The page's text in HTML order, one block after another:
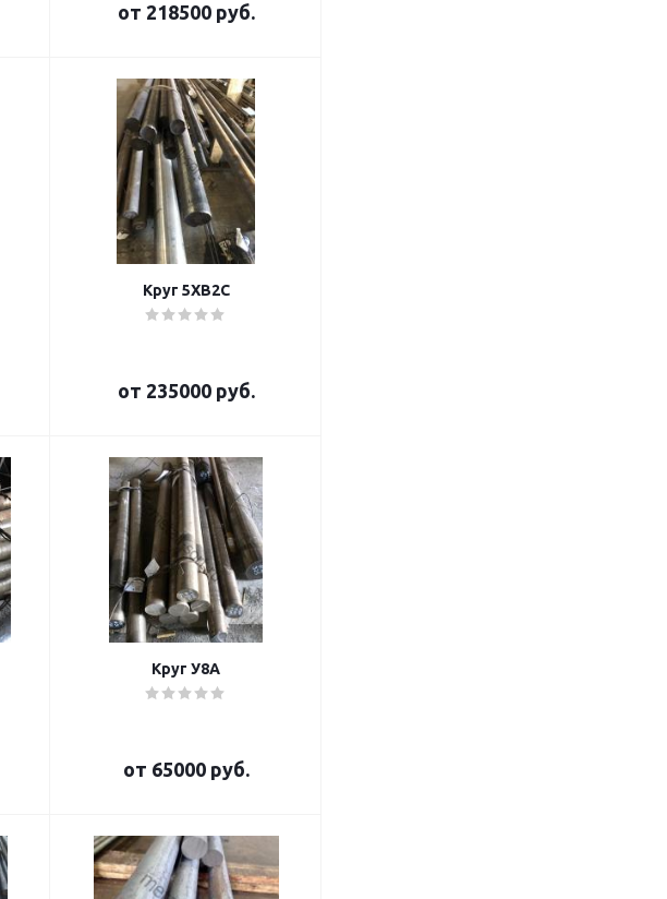
от 218500 руб.
Круг 5ХВ2С
от 235000 руб.
Круг У8А
от 65000 руб.